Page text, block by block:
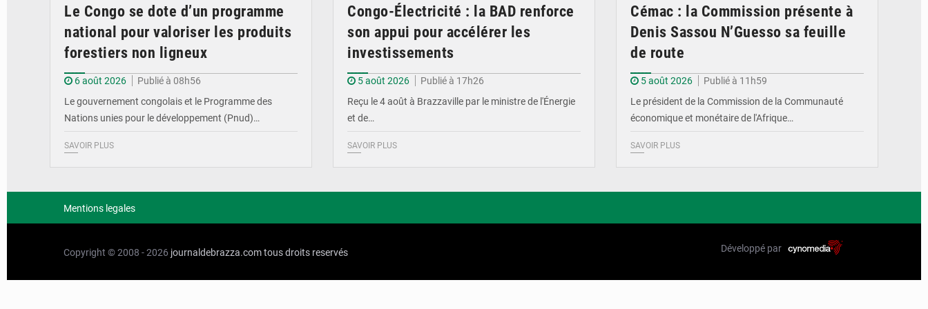
Le Congo se dote d’un programme
national pour valoriser les produits
forestiers non ligneux
6 août 2026
Publié à 08h56
Le gouvernement congolais et le Programme des
Nations unies pour le développement (Pnud)…
SAVOIR PLUS
Congo-Électricité : la BAD renforce
son appui pour accélérer les
investissements
5 août 2026
Publié à 17h26
Reçu le 4 août à Brazzaville par le ministre de l'Énergie
et de…
SAVOIR PLUS
Cémac : la Commission présente à
Denis Sassou N’Guesso sa feuille
de route
5 août 2026
Publié à 11h59
Le président de la Commission de la Communauté
économique et monétaire de l'Afrique…
SAVOIR PLUS
Mentions legales
Copyright © 2008 - 2026 journaldebrazza.comtous droits reservés Développé par